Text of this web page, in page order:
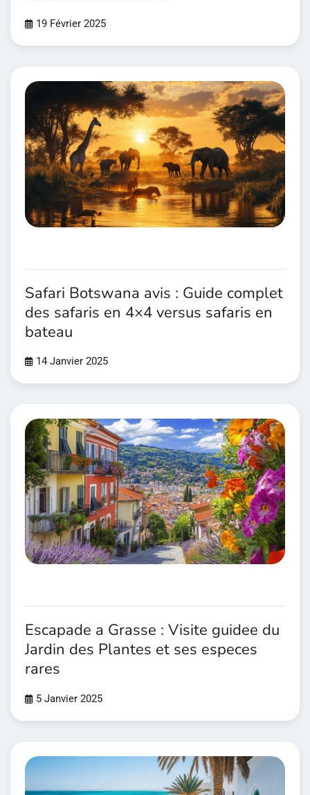
19 Février 2025
Safari Botswana avis : Guide complet
des safaris en 4×4 versus safaris en
bateau
14 Janvier 2025
Escapade a Grasse : Visite guidee du
Jardin des Plantes et ses especes
rares
5 Janvier 2025